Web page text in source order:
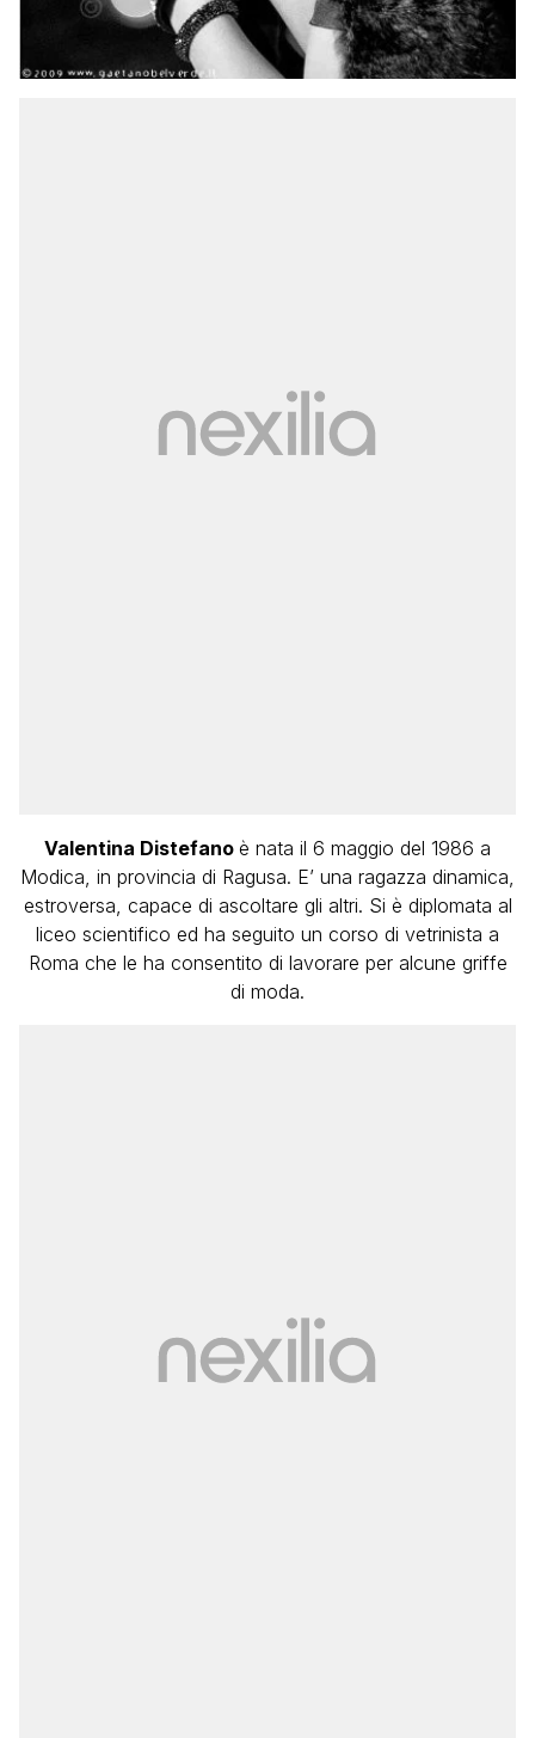
Valentina Distefano è nata il 6 maggio del 1986 a
Modica, in provincia di Ragusa. E’ una ragazza dinamica,
estroversa, capace di ascoltare gli altri. Si è diplomata al
liceo scientifico ed ha seguito un corso di vetrinista a
Roma che le ha consentito di lavorare per alcune griffe
di moda.